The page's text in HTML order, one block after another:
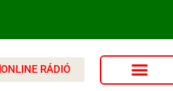
ONLINE RÁDIÓ